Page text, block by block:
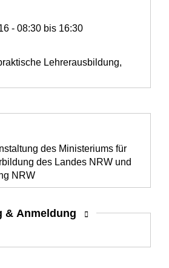
- 08:30 bis 16:30
Lehrerausbildung,
des Ministeriums für
des Landes NRW und
NRW
& Anmeldung